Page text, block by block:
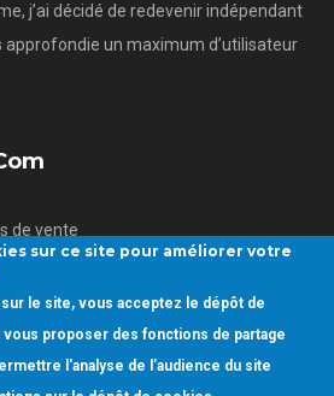
j’ai décidé de redevenir indépendant
approfondie un maximum d’utilisateur
de vente
personnelles
sur ce site pour améliorer votre
sur le site, vous acceptez le dépôt de
proposer des fonctions de partage
l'analyse de l’audience du site